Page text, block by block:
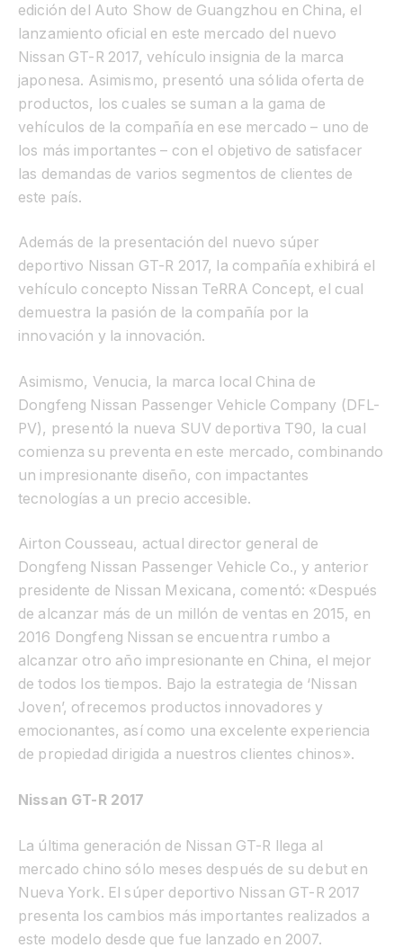
edición del Auto Show de Guangzhou en China, el
lanzamiento oficial en este mercado del nuevo
Nissan GT-R 2017, vehículo insignia de la marca
japonesa. Asimismo, presentó una sólida oferta de
productos, los cuales se suman a la gama de
vehículos de la compañía en ese mercado – uno de
los más importantes – con el objetivo de satisfacer
las demandas de varios segmentos de clientes de
este país.
Además de la presentación del nuevo súper
deportivo Nissan GT-R 2017, la compañía exhibirá el
vehículo concepto Nissan TeRRA Concept, el cual
demuestra la pasión de la compañía por la
innovación y la innovación.
Asimismo, Venucia, la marca local China de
Dongfeng Nissan Passenger Vehicle Company (DFL-
PV), presentó la nueva SUV deportiva T90, la cual
comienza su preventa en este mercado, combinando
un impresionante diseño, con impactantes
tecnologías a un precio accesible.
Airton Cousseau, actual director general de
Dongfeng Nissan Passenger Vehicle Co., y anterior
presidente de Nissan Mexicana, comentó: «Después
de alcanzar más de un millón de ventas en 2015, en
2016 Dongfeng Nissan se encuentra rumbo a
alcanzar otro año impresionante en China, el mejor
de todos los tiempos. Bajo la estrategia de ‘Nissan
Joven’, ofrecemos productos innovadores y
emocionantes, así como una excelente experiencia
de propiedad dirigida a nuestros clientes chinos».
Nissan GT-R 2017
La última generación de Nissan GT-R llega al
mercado chino sólo meses después de su debut en
Nueva York. El súper deportivo Nissan GT-R 2017
presenta los cambios más importantes realizados a
este modelo desde que fue lanzado en 2007.